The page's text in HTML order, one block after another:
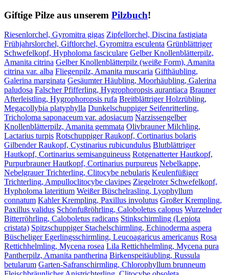
Giftige Pilze aus unserem Pilzbuch!
Riesenlorchel, Gyromitra gigas Zipfellorchel, Discina fastigiata
Frühjahrslorchel, Giftlorchel, Gyromitra esculenta Grünblättriger
Schwefelkopf, Hypholoma fasciculare Gelber Knollenblätterpilz,
Amanita citrina Gelber Knollenblätterpilz (weiße Form), Amanita
citrina var. alba Fliegenpilz, Amanita muscaria Gifthäubling,
Galerina marginata Gesäumter Häubling, Moorhäubling, Galerina
paludosa Falscher Pfifferling, Hygrophoropsis aurantiaca Brauner
Afterleistling, Hygrophoropsis rufa Breitblättriger Holzrübling,
Megacollybia platyphylla Dunkelschuppiger Seifenritterling,
Tricholoma saponaceum var. adosiacum Narzissengelber
Knollenblätterpilz, Amanita gemmata Olivbrauner Milchling,
Lactarius turpis Rotschuppiger Raukopf, Cortinarius bolaris
Gilbender Raukopf, Cystinarius rubicundulus Blutblättriger
Hautkopf, Cortinarius semisanguineuss Rotgenatterter Hautkopf,
Purpurbrauner Hautkopf, Cortinarius purpureus Nebelkappe,
Nebelgrauer Trichterling, Clitocybe nebularis Keulenfüßiger
Trichterling, Ampulloclitocybe clavipes Ziegelroter Schwefelkopf,
Hypholoma lateritium Weißer Büschelrasling, Lyophyllum
connatum Kahler Krempling, Paxillus involutus Großer Krempling,
Paxillus validus Schönfußröhrling, Caloboletus calopus Wurzelnder
Bitterröhrling, Caloboletus radicans Stinkschirmling (Lepiota
cristata) Spitzschuppiger Stachelschirmling, Echinoderma aspera
Büscheliger Egerlingsschirmling, Leucoagaricus americanus Rosa
Rettichhelmling, Mycena rosea Lila Rettichhelmling, Mycena pura
Pantherpilz, Amanita pantherina Birkenspeitäubling, Russula
betularum Garten-Safranschirmling, Chlorophyllum brunneum